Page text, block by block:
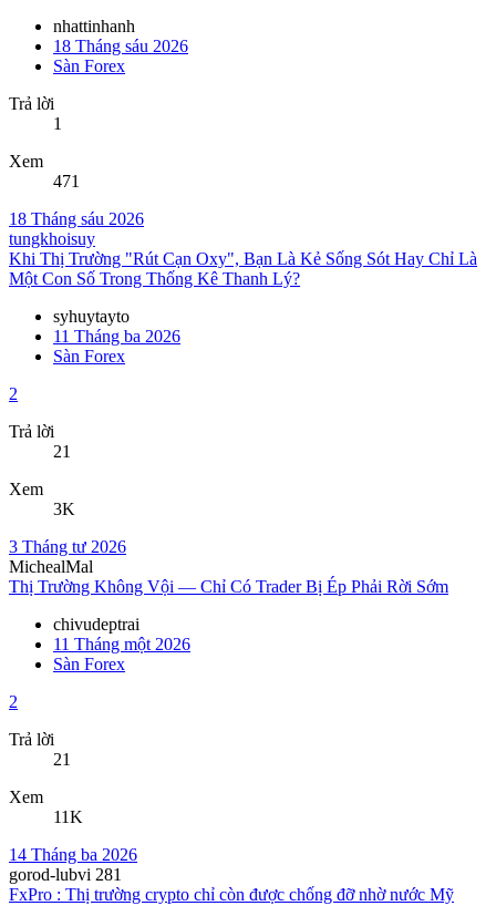
nhattinhanh
18 Tháng sáu 2026
Sàn Forex
Trả lời
1
Xem
471
18 Tháng sáu 2026
tungkhoisuy
Khi Thị Trường "Rút Cạn Oxy", Bạn Là Kẻ Sống Sót Hay Chỉ Là
Một Con Số Trong Thống Kê Thanh Lý?
syhuytayto
11 Tháng ba 2026
Sàn Forex
2
Trả lời
21
Xem
3K
3 Tháng tư 2026
MichealMal
Thị Trường Không Vội — Chỉ Có Trader Bị Ép Phải Rời Sớm
chivudeptrai
11 Tháng một 2026
Sàn Forex
2
Trả lời
21
Xem
11K
14 Tháng ba 2026
gorod-lubvi 281
FxPro : Thị trường crypto chỉ còn được chống đỡ nhờ nước Mỹ